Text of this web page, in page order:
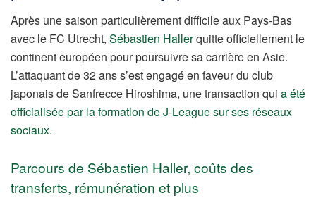
Après une saison particulièrement difficile aux Pays-Bas
avec le FC Utrecht, Sébastien Hallerquitte officiellement le
continent européen pour poursuivre sa carrière en Asie.
L’attaquant de 32 ans s’est engagé en faveur du club
japonais de Sanfrecce Hiroshima, une transaction qui a été
officialisée par la formation de J-League sur ses réseaux
sociaux.
Parcours de Sébastien Haller, coûts des
transferts, rémunération et plus